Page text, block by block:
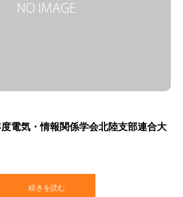
電気・情報関係学会北陸支部連合大
続きを読む